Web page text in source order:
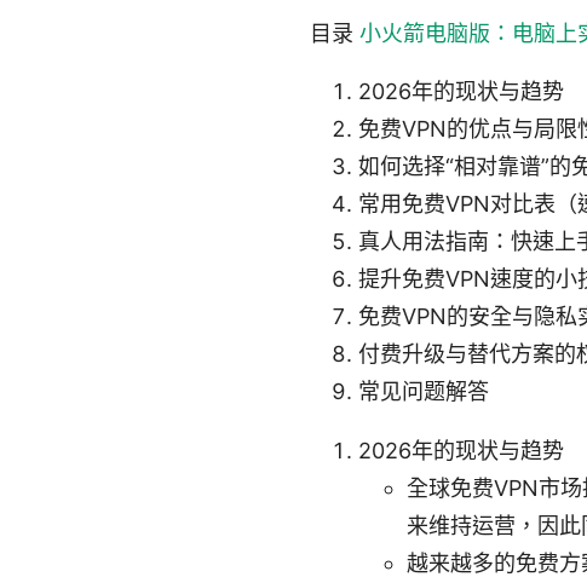
目录 小火箭电脑版：电脑
2026年的现状与趋势
免费VPN的优点与局限
如何选择“相对靠谱”的
常用免费VPN对比表（
真人用法指南：快速上
提升免费VPN速度的小
免费VPN的安全与隐私
付费升级与替代方案的
常见问题解答
2026年的现状与趋势
全球免费VPN市
来维持运营，因
越来越多的免费方